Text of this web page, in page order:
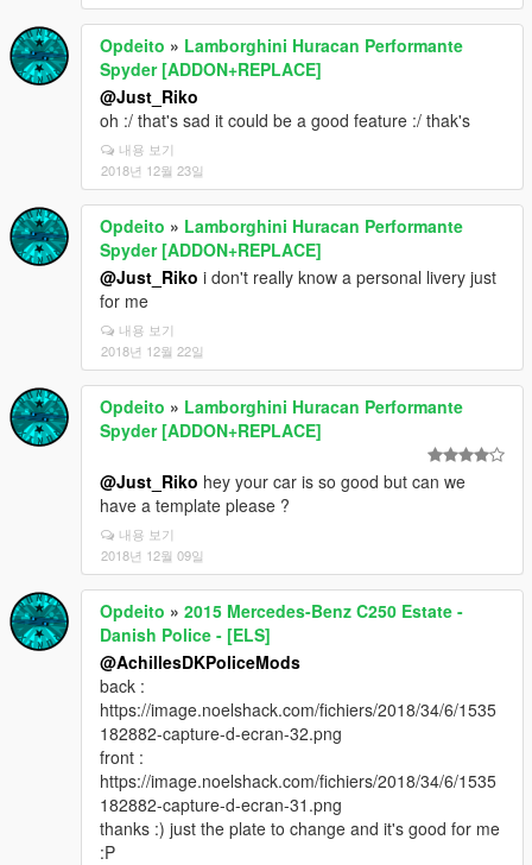
Opdeito » Lamborghini Huracan Performante
Spyder [ADDON+REPLACE]
@Just_Riko
oh :/ that's sad it could be a good feature :/ thak's
내용 보기
2018년 12월 23일
Opdeito » Lamborghini Huracan Performante
Spyder [ADDON+REPLACE]
@Just_Riko i don't really know a personal livery just
for me
내용 보기
2018년 12월 22일
Opdeito » Lamborghini Huracan Performante
Spyder [ADDON+REPLACE]
@Just_Riko hey your car is so good but can we
have a template please ?
내용 보기
2018년 12월 09일
Opdeito » 2015 Mercedes-Benz C250 Estate -
Danish Police - [ELS]
@AchillesDKPoliceMods
back :
https://image.noelshack.com/fichiers/2018/34/6/1535
182882-capture-d-ecran-32.png
front :
https://image.noelshack.com/fichiers/2018/34/6/1535
182882-capture-d-ecran-31.png
thanks :) just the plate to change and it's good for me
:P